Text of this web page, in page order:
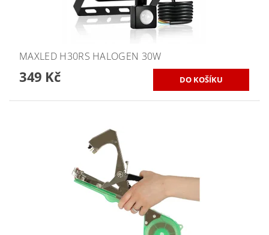
MAXLED H30RS HALOGEN 30W
349 Kč